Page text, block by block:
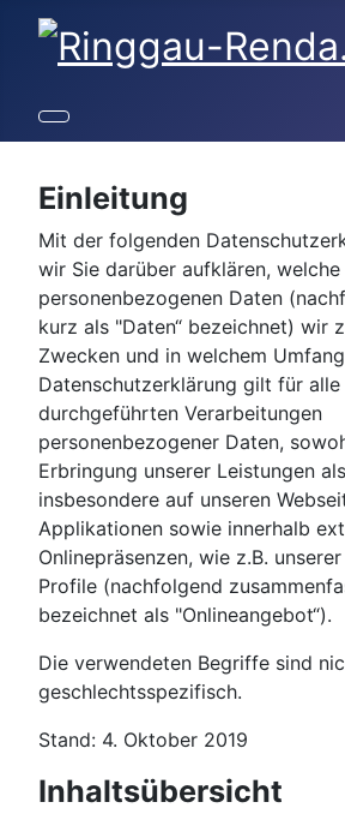
Einleitung
Mit der folgenden
wir Sie darüber aufklären,
personenbezogenen Daten
kurz als "Daten“ bezeichnet) wir
Zwecken und in welchem
Datenschutzerklärung gilt für alle
durchgeführten Verarbeitungen
personenbezogener Daten,
Erbringung unserer Leistungen
insbesondere auf unseren
Applikationen sowie innerhalb
Onlinepräsenzen, wie z.B.
Profile (nachfolgend
bezeichnet als "Onlineangebot“).
Die verwendeten Begriffe sind
geschlechtsspezifisch.
Stand: 4. Oktober 2019
Inhaltsübersicht